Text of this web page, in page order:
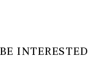
INTERESTED